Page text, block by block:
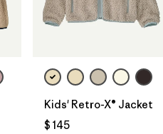
Kids' Retro-X® Jacket
$ 145